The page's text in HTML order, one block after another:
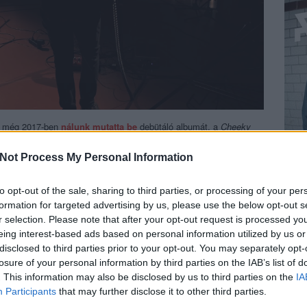
Process My Personal Information
opt-out of the sale, sharing to third parties, or processing of your
for targeted advertising by us, please use the below opt-out
selection. Please note that after your opt-out request is processed
interest-based ads based on personal information utilized by us
to third parties prior to your opt-out. You may separately
of your personal information by third parties on the IAB’s list of
This information may also be disclosed by us to third parties on the
Participants that may further disclose it to other third parties.
még 2017-ben nálunk mutatta be debütáló albumát, a Cheeky
is
stúdiózós klippel megtámogatott daluk, a
késő éjszakáig húzódó jam session alatt született a csapat
pikantériája, hogy nem a saját posztjainkon voltunk, amikor
hangszereinken folytattuk, és kb. aznap össze is állt az
került sor, szintén rendhagyó módon, a DLRM ugyanis
pedig sávonként, ahogy azelőtt szokták. „Ehhez kell persze
legnívósabb stúdiójáig mentünk, a Pannonia nagytermében
ezúttal is jó barátunkat,Nóniusz Gábortbíztuk meg, aki
ellátta.”Az egyben feljátszás a szám hangzását is
a lehető legőszintébb megörökítése volt a cél”.